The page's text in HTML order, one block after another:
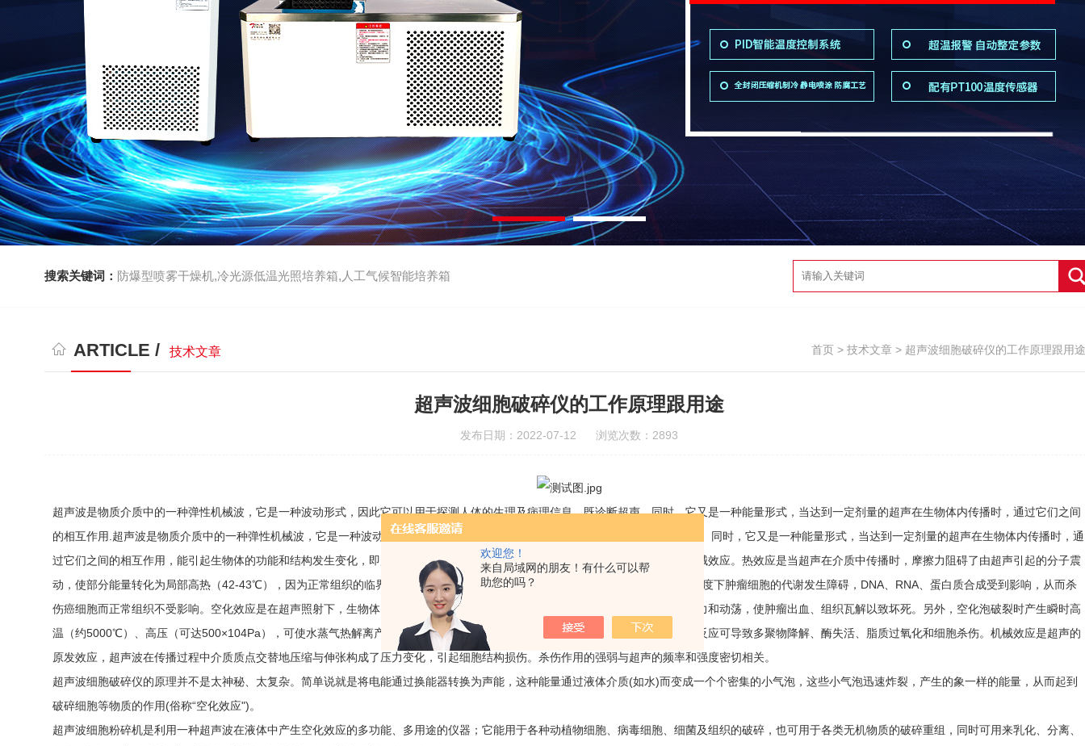
欢迎您！
来自局域网的朋友！有什么可以帮
助您的吗？
搜索关键词： 防爆型喷雾干燥机,冷光源低温光照培养箱,人工气候智能培养箱
ARTICLE / 技术文章 首页 > 技术文章 > 超声波细胞破碎仪的工作原理跟用途
超声波细胞破碎仪的工作原理跟用途
发布日期：2022-07-12 浏览次数：2893
超声波是物质介质中的一种弹性机械波，它是一种波动形式，因此它可以用于探测人体的生理及病理信息，既诊断超声。同时，它又是一种能量形式，当达到一定剂量的超声在生物体内传播时，通过它们之间
的相互作用.超声波是物质介质中的一种弹性机械波，它是一种波动形式，因此它可以用于探测人体的生理及病理信息，既诊断超声。同时，它又是一种能量形式，当达到一定剂量的超声在生物体内传播时，通
过它们之间的相互作用，能引起生物体的功能和结构发生变化，即超声生物效应。超声对细胞的作用主要有热效应，空化效应和机械效应。热效应是当超声在介质中传播时，摩擦力阻碍了由超声引起的分子震
动，使部分能量转化为局部高热（42-43℃），因为正常组织的临界致死温度为45.7℃，而肿瘤组织比正常组织敏感性高，故在此温度下肿瘤细胞的代谢发生障碍，DNA、RNA、蛋白质合成受到影响，从而杀
伤癌细胞而正常组织不受影响。空化效应是在超声照射下，生物体内形成空泡，随着空泡震动和其猛烈的聚爆而产生出机械剪切压力和动荡，使肿瘤出血、组织瓦解以致坏死。另外，空化泡破裂时产生瞬时高
温（约5000℃）、高压（可达500×104Pa），可使水蒸气热解离产生.OH自由基和.H原子，由.OH自由基和.H原子引起的氧化还原反应可导致多聚物降解、酶失活、脂质过氧化和细胞杀伤。机械效应是超声的
原发效应，超声波在传播过程中介质质点交替地压缩与伸张构成了压力变化，引起细胞结构损伤。杀伤作用的强弱与超声的频率和强度密切相关。
超声波细胞破碎仪的原理并不是太神秘、太复杂。简单说就是将电能通过换能器转换为声能，这种能量通过液体介质(如水)而变成一个个密集的小气泡，这些小气泡迅速炸裂，产生的象一样的能量，从而起到
破碎细胞等物质的作用(俗称“空化效应")。
超声波细胞粉碎机是利用一种超声波在液体中产生空化效应的多功能、多用途的仪器；它能用于各种动植物细胞、病毒细胞、细菌及组织的破碎，也可用于各类无机物质的破碎重组，同时可用来乳化、分离、